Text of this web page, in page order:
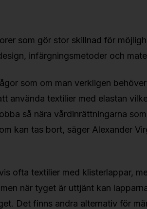
som gör stor skillnad för
infärgningsmetoder och
som om man verkligen
använda textilier med elastan
så nära vårdinrättningarna
kan tas bort, säger Alexander
ofta textilier med klisterlappar,
när tyget är uttjänt kan
Det finns andra alternativ för